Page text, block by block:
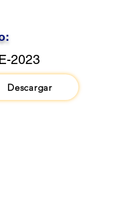
2023
Descargar